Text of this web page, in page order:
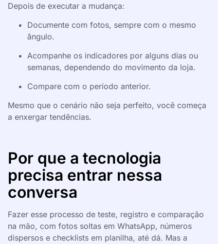
Depois de executar a mudança:
Documente com fotos, sempre com o mesmo
ângulo.
Acompanhe os indicadores por alguns dias ou
semanas, dependendo do movimento da loja.
Compare com o período anterior.
Mesmo que o cenário não seja perfeito, você começa
a enxergar tendências.
Por que a tecnologia
precisa entrar nessa
conversa
Fazer esse processo de teste, registro e comparação
na mão, com fotos soltas em WhatsApp, números
dispersos e checklists em planilha, até dá. Mas a